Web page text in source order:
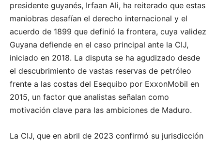
presidente guyanés, Irfaan Ali, ha reiterado que estas
maniobras desafían el derecho internacional y el
acuerdo de 1899 que definió la frontera, cuya validez
Guyana defiende en el caso principal ante la CIJ,
iniciado en 2018. La disputa se ha agudizado desde
el descubrimiento de vastas reservas de petróleo
frente a las costas del Esequibo por ExxonMobil en
2015, un factor que analistas señalan como
motivación clave para las ambiciones de Maduro.
La CIJ, que en abril de 2023 confirmó su jurisdicción